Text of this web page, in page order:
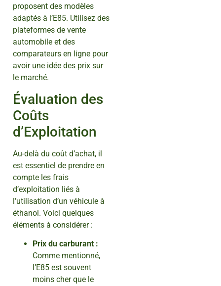
proposent des modèles
adaptés à l’E85. Utilisez des
plateformes de vente
automobile et des
comparateurs en ligne pour
avoir une idée des prix sur
le marché.
Évaluation des
Coûts
d’Exploitation
Au-delà du coût d’achat, il
est essentiel de prendre en
compte les frais
d’exploitation liés à
l’utilisation d’un véhicule à
éthanol. Voici quelques
éléments à considérer :
Prix du carburant :
Comme mentionné,
l’E85 est souvent
moins cher que le